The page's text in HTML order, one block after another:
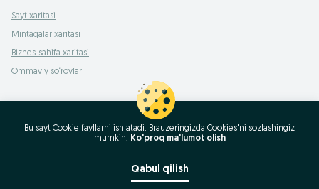
Sayt xaritasi
Mintaqalar xaritasi
Biznes-sahifa xaritasi
Ommaviy so‘rovlar
Bu sayt Cookie fayllarni ishlatadi. Brauzeringizda Cookies'ni sozlashingiz
mumkin. Ko'proq ma'lumot olish
Qabul qilish